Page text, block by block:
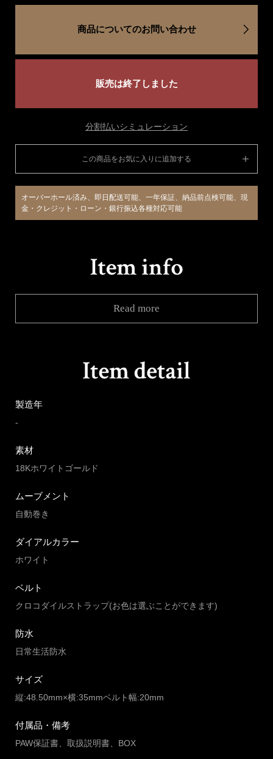
商品についてのお問い合わせ
販売は終了しました
分割払いシミュレーション
この商品をお気に入りに追加する
オーバーホール済み、即日配送可能、一年保証、納品前点検可能、現
金・クレジット・ローン・銀行振込各種対応可能
Read more
製造年
-
素材
18Kホワイトゴールド
ムーブメント
自動巻き
ダイアルカラー
ホワイト
ベルト
クロコダイルストラップ(お色は選ぶことができます)
防水
日常生活防水
サイズ
縦:48.50mm×横:35mmベルト幅:20mm
付属品・備考
PAW保証書、取扱説明書、BOX